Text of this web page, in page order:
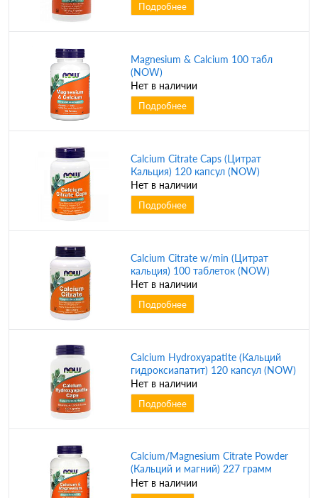
Подробнее
Magnesium & Calcium 100 табл
(NOW)
Нет в наличии
Подробнее
Calcium Citrate Caps (Цитрат
Кальция) 120 капсул (NOW)
Нет в наличии
Подробнее
Calcium Citrate w/min (Цитрат
кальция) 100 таблеток (NOW)
Нет в наличии
Подробнее
Calcium Hydroxyapatite (Кальций
гидроксиапатит) 120 капсул (NOW)
Нет в наличии
Подробнее
Calcium/Magnesium Citrate Powder
(Кальций и магний) 227 грамм
(NOW)
Нет в наличии